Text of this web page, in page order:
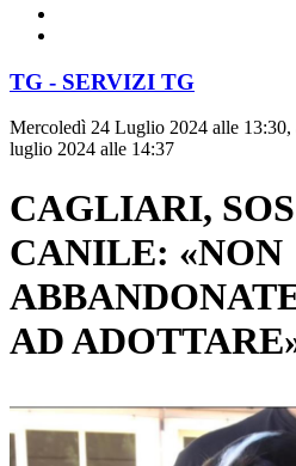
TG - SERVIZI TG
Mercoledì 24 Luglio 2024 alle 13:30,
luglio 2024 alle 14:37
CAGLIARI,
CANILE: «NON
AD